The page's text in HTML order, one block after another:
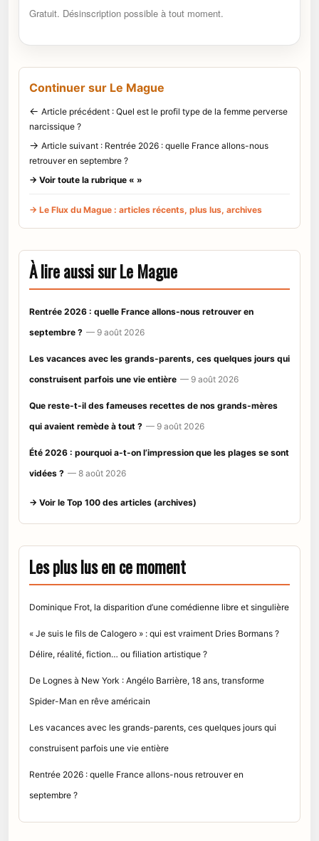
Gratuit. Désinscription possible à tout moment.
Continuer sur Le Mague
← Article précédent : Quel est le profil type de la femme perverse
narcissique ?
→ Article suivant : Rentrée 2026 : quelle France allons-nous
retrouver en septembre ?
→ Voir toute la rubrique « »
→ Le Flux du Mague : articles récents, plus lus, archives
À lire aussi sur Le Mague
Rentrée 2026 : quelle France allons-nous retrouver en
septembre ? — 9 août 2026
Les vacances avec les grands-parents, ces quelques jours qui
construisent parfois une vie entière — 9 août 2026
Que reste-t-il des fameuses recettes de nos grands-mères
qui avaient remède à tout ? — 9 août 2026
Été 2026 : pourquoi a-t-on l’impression que les plages se sont
vidées ? — 8 août 2026
→ Voir le Top 100 des articles (archives)
Les plus lus en ce moment
Dominique Frot, la disparition d’une comédienne libre et singulière
« Je suis le fils de Calogero » : qui est vraiment Dries Bormans ?
Délire, réalité, fiction… ou filiation artistique ?
De Lognes à New York : Angélo Barrière, 18 ans, transforme
Spider-Man en rêve américain
Les vacances avec les grands-parents, ces quelques jours qui
construisent parfois une vie entière
Rentrée 2026 : quelle France allons-nous retrouver en
septembre ?